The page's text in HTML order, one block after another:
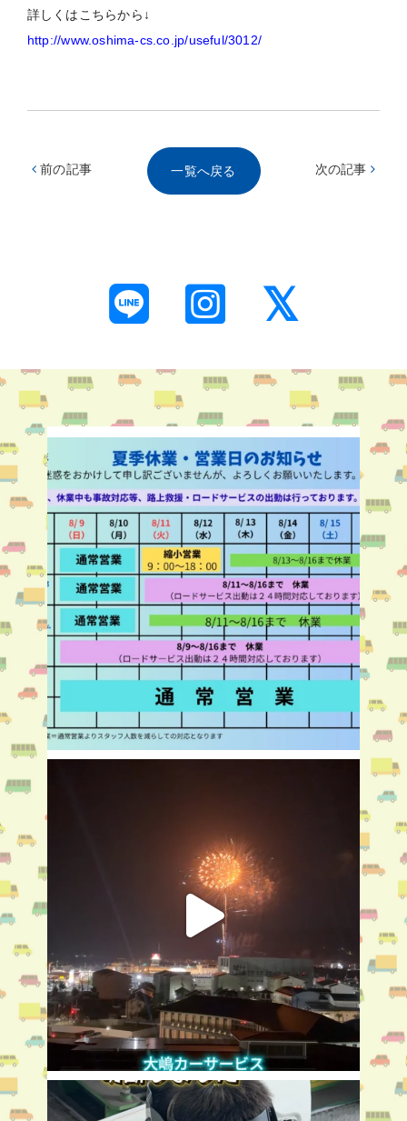
詳しくはこちらから↓
http://www.oshima-cs.co.jp/useful/3012/
一覧へ戻る
前の記事 次の記事